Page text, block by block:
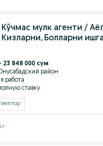
Кўчмас мулк агенти /
Кизларни, Болларни
23 848 000 сум
район
работа
ставку
г.